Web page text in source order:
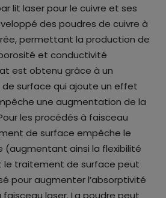
lit laser pour le cuivre et ses
des poudres de cuivre à
permettant la production de
et conductivité
est obtenu grâce à un
surface qui ajoute un effet
une augmentation de la
les procédés à faisceau
de surface empêche le
(augmentant ainsi la flexibilité
traitement de surface peut
pour augmenter l’absorptivité